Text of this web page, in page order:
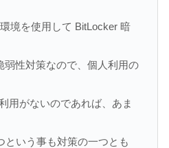
境を使用して BitLocker 暗
弱性対策なので、個人利用の
用がないのであれば、あま
という事も対策の一つとも